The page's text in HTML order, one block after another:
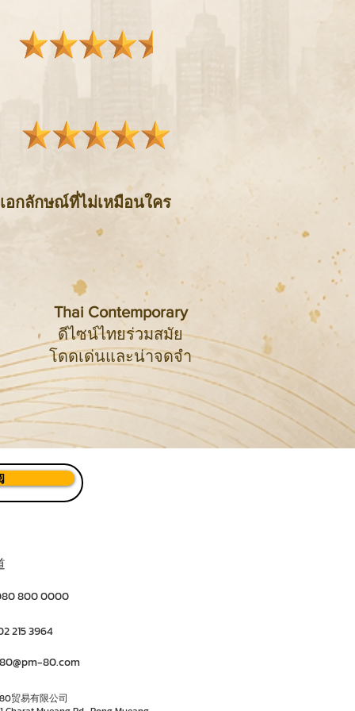
อกลักษณ์ที่ไม่เหมือนใคร
Thai Contemporary
ดีไซน์ไทยร่วมสมัย
โดดเด่นและน่าจดจำ
800 0000
215 3964
80.com
贸易有限公司